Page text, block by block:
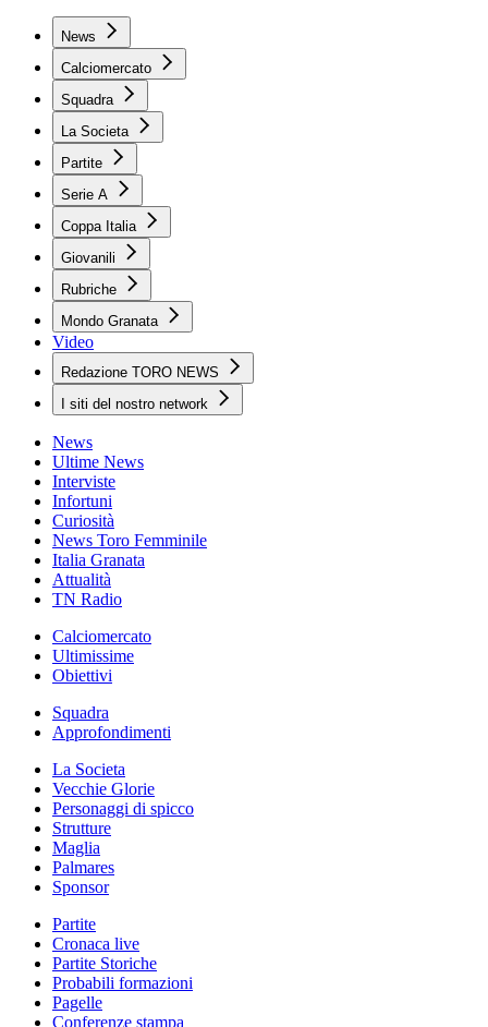
News
Calciomercato
Squadra
La Societa
Partite
Serie A
Coppa Italia
Giovanili
Rubriche
Mondo Granata
Video
Redazione TORO NEWS
I siti del nostro network
News
Ultime News
Interviste
Infortuni
Curiosità
News Toro Femminile
Italia Granata
Attualità
TN Radio
Calciomercato
Ultimissime
Obiettivi
Squadra
Approfondimenti
La Societa
Vecchie Glorie
Personaggi di spicco
Strutture
Maglia
Palmares
Sponsor
Partite
Cronaca live
Partite Storiche
Probabili formazioni
Pagelle
Conferenze stampa